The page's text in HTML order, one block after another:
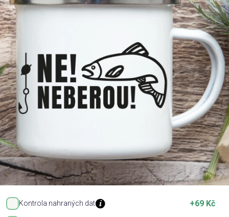
Povolání,
zájmy a
sport
Příležitosti
Domácnost
Kolekce
Oblečení
Přihlášení
Kontrola nahraných dat +69 Kč